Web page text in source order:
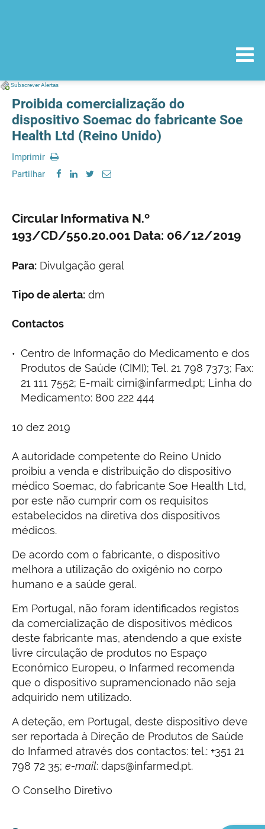
Subscrever Alertas
Proibida comercialização do
dispositivo Soemac do fabricante Soe
Health Ltd (Reino Unido)
Imprimir
Partilhar
Circular Informativa N.º
193/CD/550.20.001 Data: 06/12/2019
Para: Divulgação geral
Tipo de alerta: dm
Contactos
Centro de Informação do Medicamento e dos
Produtos de Saúde (CIMI); Tel. 21 798 7373; Fax:
21 111 7552; E-mail: cimi@infarmed.pt; Linha do
Medicamento: 800 222 444
10 dez 2019
A autoridade competente do Reino Unido
proibiu a venda e distribuição do dispositivo
médico Soemac, do fabricante Soe Health Ltd,
por este não cumprir com os requisitos
estabelecidos na diretiva dos dispositivos
médicos.
De acordo com o fabricante, o dispositivo
melhora a utilização do oxigénio no corpo
humano e a saúde geral.
Em Portugal, não foram identificados registos
da comercialização de dispositivos médicos
deste fabricante mas, atendendo a que existe
livre circulação de produtos no Espaço
Económico Europeu, o Infarmed recomenda
que o dispositivo supramencionado não seja
adquirido nem utilizado.
A deteção, em Portugal, deste dispositivo deve
ser reportada à Direção de Produtos de Saúde
do Infarmed através dos contactos: tel.: +351 21
798 72 35; e-mail: daps@infarmed.pt.
O Conselho Diretivo